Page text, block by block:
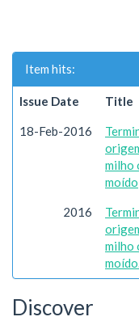
Item hits:
Issue Date Title
18-Feb-2016
milho
moído
2016
milho
Discover